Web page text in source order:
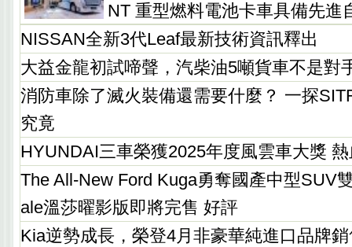
NT 重型燃料電池卡車具備先進
NISSAN全新3代Leaf最新技術資訊釋出
大益金龍初試啼聲，汽柴油5噸貨車不是對
消防車除了滅火裝備還需要什麼？ 一探
究竟
HYUNDAI三車榮獲2025年度風雲車大獎
The All-New Ford Kuga勇奪國產中型SUV
ale溫莎曜影版即將完售 好評
Kia逆勢成長，榮登4月非豪華純進口品牌